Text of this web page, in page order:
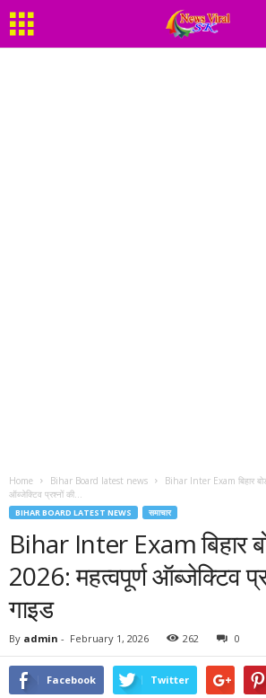
Home Bihar Board latest news
Bihar Inter Exam बिहार
ऑब्जेक्टिव प्रश्नों की...
BIHAR BOARD LATEST NEWS समाचार
Bihar Inter Exam बिहार
2026: महत्वपूर्ण ऑब्जेक्टिव
गाइड
By admin - February 1, 2026 262 0
Facebook Twitter